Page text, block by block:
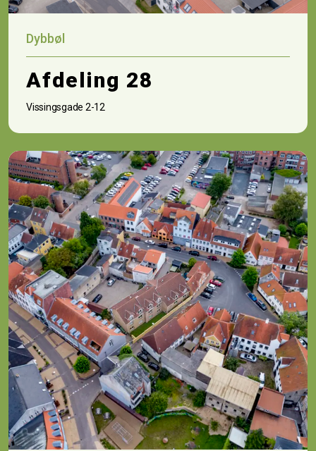
Dybbøl
Afdeling 28
Vissingsgade 2-12